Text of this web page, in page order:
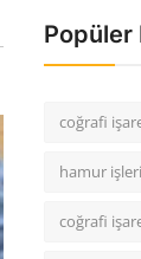
Popüler
coğrafi
hamur işleri
coğrafi